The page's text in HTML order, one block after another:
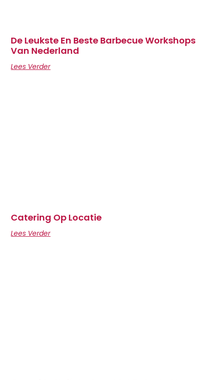
De Leukste En Beste Barbecue Workshops
Van Nederland
Lees Verder
Catering Op Locatie
Lees Verder